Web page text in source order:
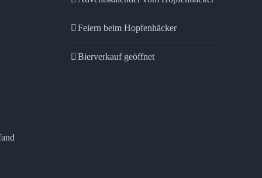
Feiern beim Hopfenhäcker
Bierverkauf geöffnet